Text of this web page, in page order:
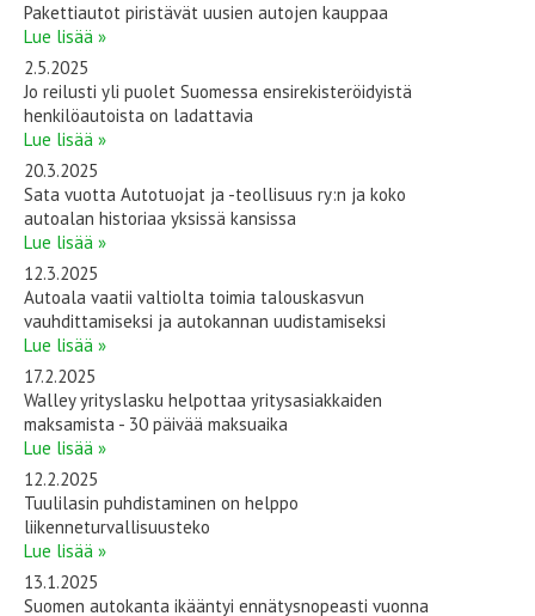
Pakettiautot piristävät uusien autojen kauppaa
Lue lisää »
2.5.2025
Jo reilusti yli puolet Suomessa ensirekisteröidyistä
henkilöautoista on ladattavia
Lue lisää »
20.3.2025
Sata vuotta Autotuojat ja -teollisuus ry:n ja koko
autoalan historiaa yksissä kansissa
Lue lisää »
12.3.2025
Autoala vaatii valtiolta toimia talouskasvun
vauhdittamiseksi ja autokannan uudistamiseksi
Lue lisää »
17.2.2025
Walley yrityslasku helpottaa yritysasiakkaiden
maksamista - 30 päivää maksuaika
Lue lisää »
12.2.2025
Tuulilasin puhdistaminen on helppo
liikenneturvallisuusteko
Lue lisää »
13.1.2025
Suomen autokanta ikääntyi ennätysnopeasti vuonna